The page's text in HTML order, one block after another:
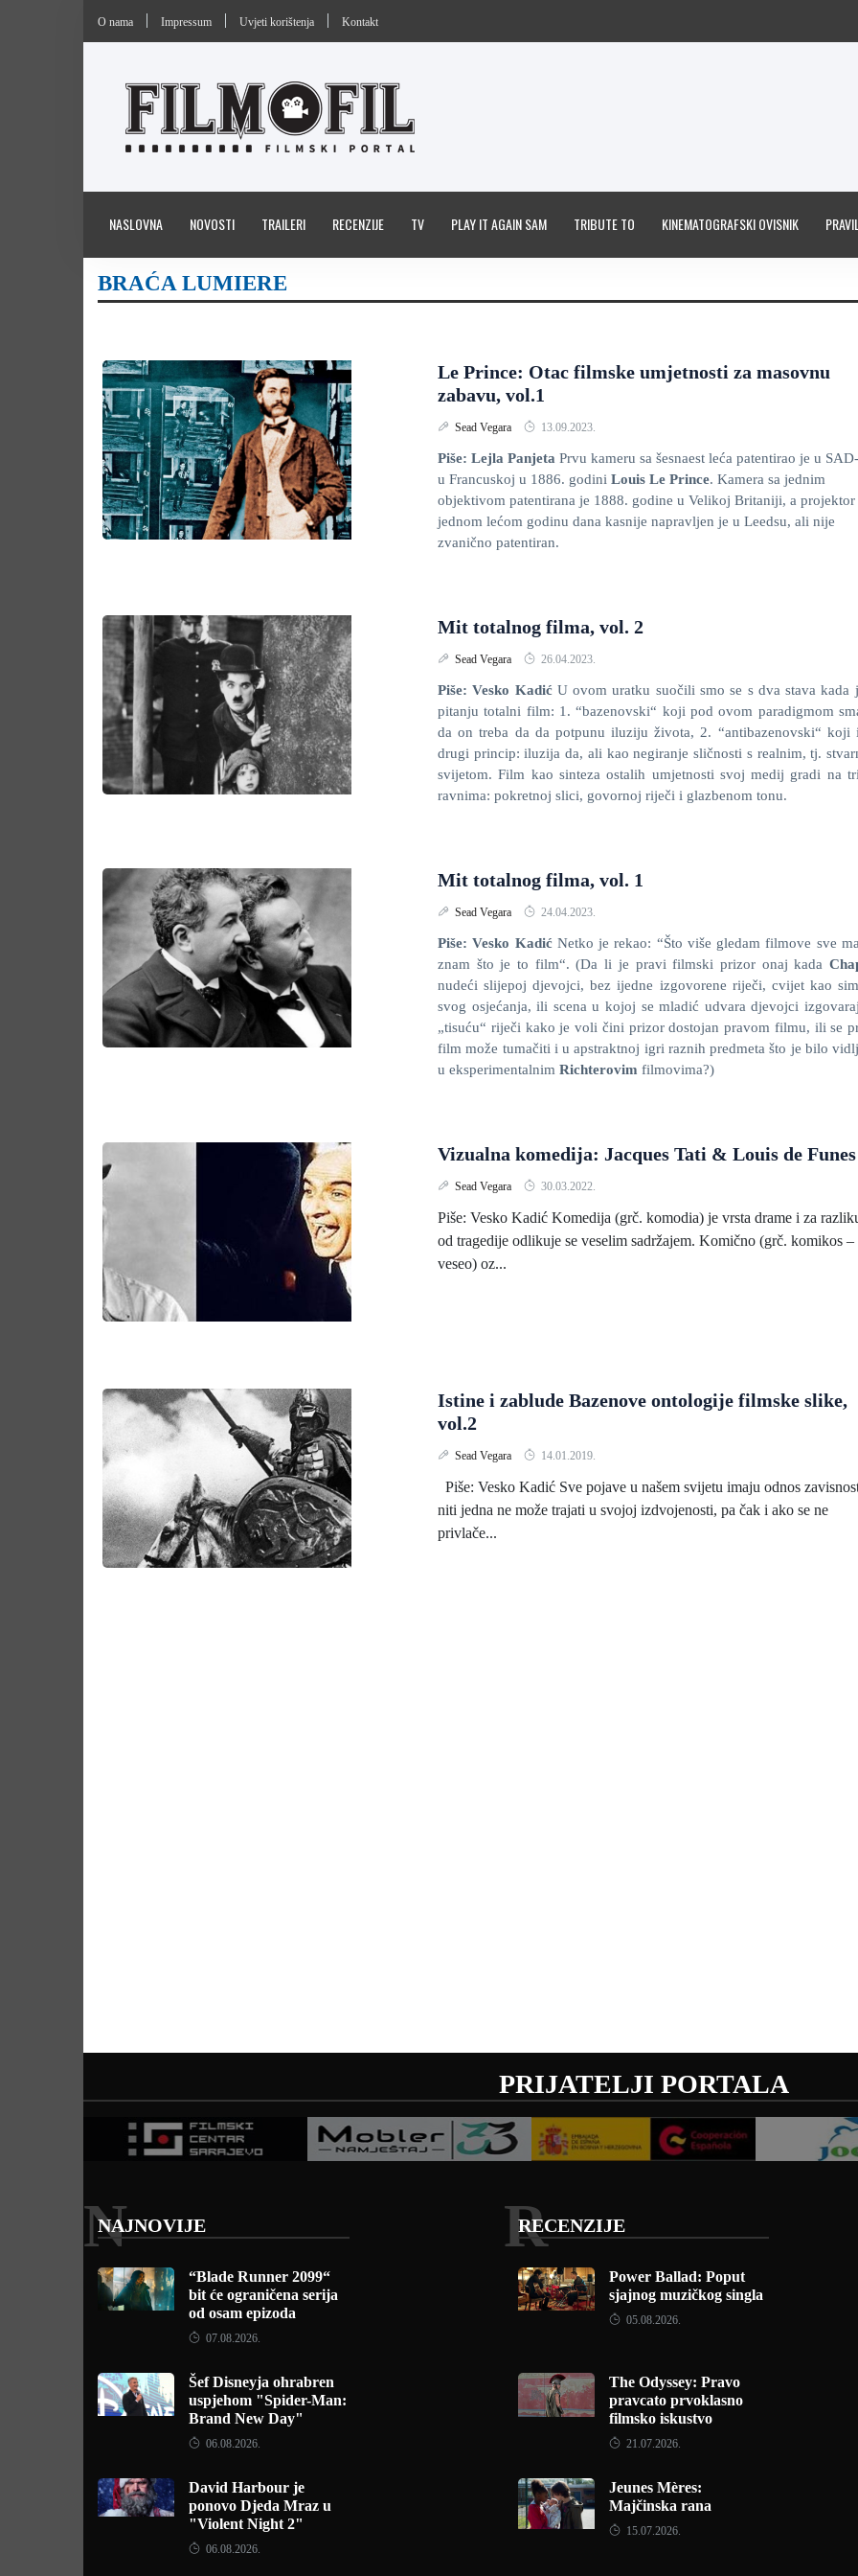
O nama Impressum Uvjeti korištenja Kontakt
NASLOVNA NOVOSTI TRAILERI RECENZIJE TV PLAY IT AGAIN SAM TRIBUTE TO KINEMATOGRAFSKI OVISNIK
BRAĆA LUMIERE
Le Prince: Otac filmske umjetnosti za masovnu
zabavu, vol.1
Sead Vegara 13.09.2023.
Piše: Lejla Panjeta Prvu kameru sa šesnaest leća patentirao je u
u Francuskoj u 1886. godini Louis Le Prince. Kamera sa jednim
objektivom patentirana je 1888. godine u Velikoj Britaniji, a projektor
jednom lećom godinu dana kasnije napravljen je u Leedsu, ali nije
zvanično patentiran.
Mit totalnog filma, vol. 2
Sead Vegara 26.04.2023.
Piše: Vesko Kadić U ovom uratku suočili smo se s dva stava kada
pitanju totalni film: 1. “bazenovski“ koji pod ovom paradigmom
da on treba da da potpunu iluziju života, 2. “antibazenovski“ koji
drugi princip: iluzija da, ali kao negiranje sličnosti s realnim, tj.
svijetom. Film kao sinteza ostalih umjetnosti svoj medij gradi na
ravnima: pokretnoj slici, govornoj riječi i glazbenom tonu.
Mit totalnog filma, vol. 1
Sead Vegara 24.04.2023.
Piše: Vesko Kadić Netko je rekao: “Što više gledam filmove sve
znam što je to film“. (Da li je pravi filmski prizor onaj kada
nudeći slijepoj djevojci, bez ijedne izgovorene riječi, cvijet kao
svog osjećanja, ili scena u kojoj se mladić udvara djevojci
„tisuću“ riječi kako je voli čini prizor dostojan pravom filmu, ili se
film može tumačiti i u apstraktnoj igri raznih predmeta što je bilo
u eksperimentalnim Richterovim filmovima?)
Vizualna komedija: Jacques Tati & Louis de Funes
Sead Vegara 30.03.2022.
Piše: Vesko Kadić Komedija (grč. komodia) je vrsta drame i za
od tragedije odlikuje se veselim sadržajem. Komično (grč. komikos –
veseo) oz...
Istine i zablude Bazenove ontologije filmske slike,
vol.2
Sead Vegara 14.01.2019.
Piše: Vesko Kadić Sve pojave u našem svijetu imaju odnos
niti jedna ne može trajati u svojoj izdvojenosti, pa čak i ako se ne
privlače...
PRIJATELJI PORTALA
NAJNOVIJE
N
“Blade Runner 2099“
bit će ograničena serija
od osam epizoda
07.08.2026.
Šef Disneyja ohrabren
uspjehom "Spider-Man:
Brand New Day"
06.08.2026.
David Harbour je
ponovo Djeda Mraz u
"Violent Night 2"
06.08.2026.
RECENZIJE
R
Power Ballad: Poput
sjajnog muzičkog singla
05.08.2026.
The Odyssey: Pravo
pravcato prvoklasno
filmsko iskustvo
21.07.2026.
Jeunes Mères:
Majčinska rana
15.07.2026.